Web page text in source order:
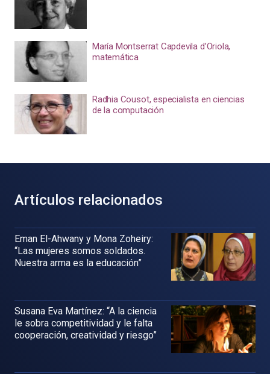
María Montserrat Capdevila d’Oriola,
matemática
Radhia Cousot, especialista en ciencias
de la computación
Artículos relacionados
Eman El-Ahwany y Mona Zoheiry:
“Las mujeres somos soldados.
Nuestra arma es la educación”
Susana Eva Martínez: “A la ciencia
le sobra competitividad y le falta
cooperación, creatividad y riesgo”